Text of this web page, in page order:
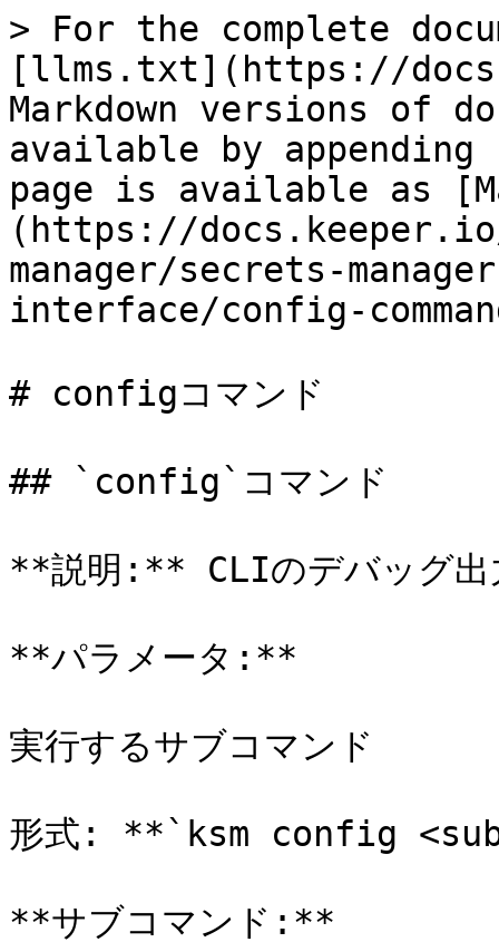
> For the complete
[llms.txt](https://
Markdown versions of
available by
page is available as
(https://
manager/secrets-
interface/config-
# configコマンド
## `config`コマンド
**説明:** CLIのデバッグ出
**パラメータ:**
実行するサブコマンド
形式: **`ksm config
**サブコマンド:**